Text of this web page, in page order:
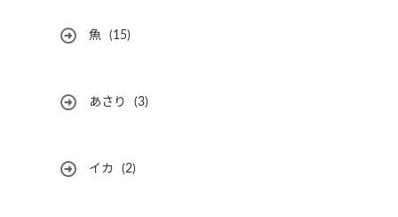
魚 (15)
あさり (3)
イカ (2)